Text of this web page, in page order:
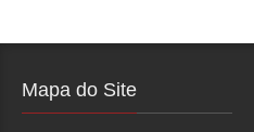
Mapa do Site